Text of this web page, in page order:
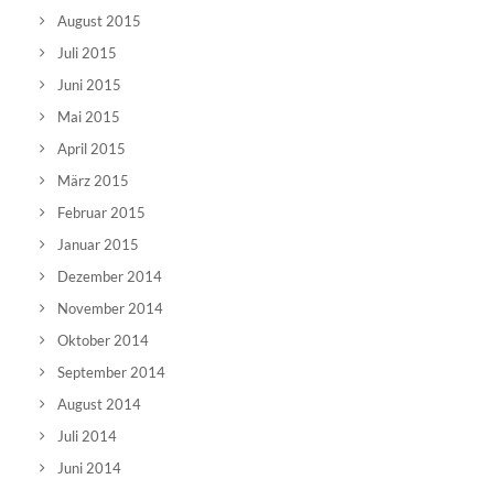
August 2015
Juli 2015
Juni 2015
Mai 2015
April 2015
März 2015
Februar 2015
Januar 2015
Dezember 2014
November 2014
Oktober 2014
September 2014
August 2014
Juli 2014
Juni 2014